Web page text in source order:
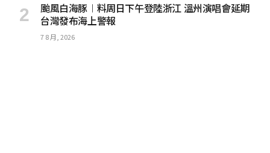
颱風白海豚︱料周日下午登陸浙江 溫州演唱會延期
台灣發布海上警報
7 8 月, 2026